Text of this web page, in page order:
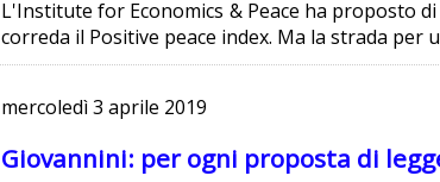
L'Institute for Economics & Peace ha proposto
correda il Positive peace index. Ma la strada per
mercoledì3 aprile 2019
Giovannini: per ogni proposta di